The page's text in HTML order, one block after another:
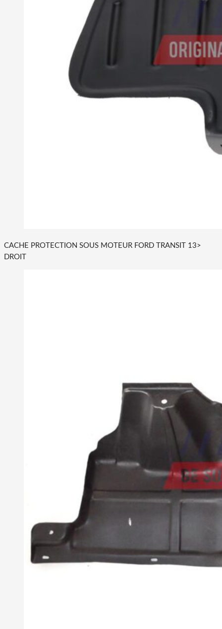
CACHE PROTECTION SOUS MOTEUR FORD TRANSIT 13>
DROIT